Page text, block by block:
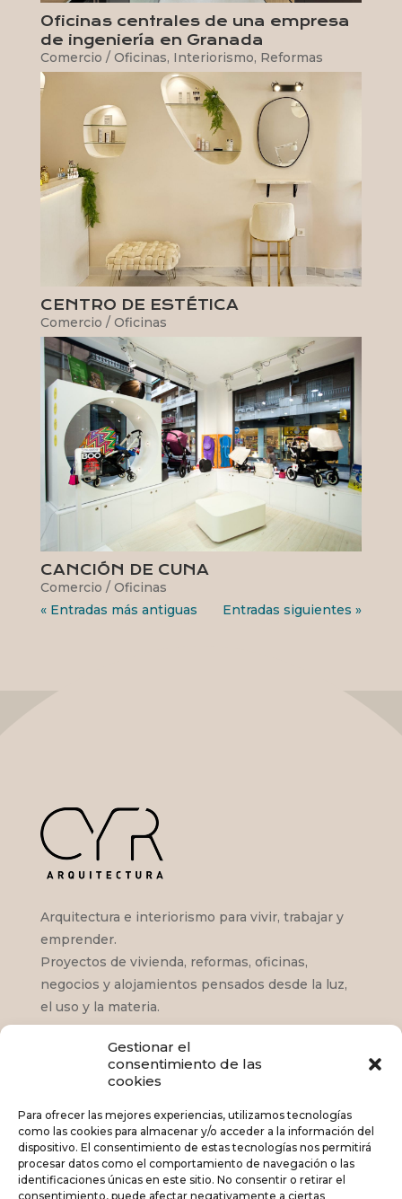
Gestionar el
consentimiento de las
cookies
Para ofrecer las mejores experiencias, utilizamos tecnologías
como las cookies para almacenar y/o acceder a la información del
dispositivo. El consentimiento de estas tecnologías nos permitirá
procesar datos como el comportamiento de navegación o las
identificaciones únicas en este sitio. No consentir o retirar el
consentimiento, puede afectar negativamente a ciertas
Oficinas centrales de una empresa
de ingeniería en Granada
Comercio / Oficinas, Interiorismo, Reformas
CENTRO DE ESTÉTICA
Comercio / Oficinas
CANCIÓN DE CUNA
Comercio / Oficinas
« Entradas más antiguas
Entradas siguientes »
Arquitectura e interiorismo para vivir, trabajar y
emprender.
Proyectos de vivienda, reformas, oficinas,
negocios y alojamientos pensados desde la luz,
el uso y la materia.
Satisfacción – Fase de obra
¿Qué podemos hacer por ti?
Portfolio